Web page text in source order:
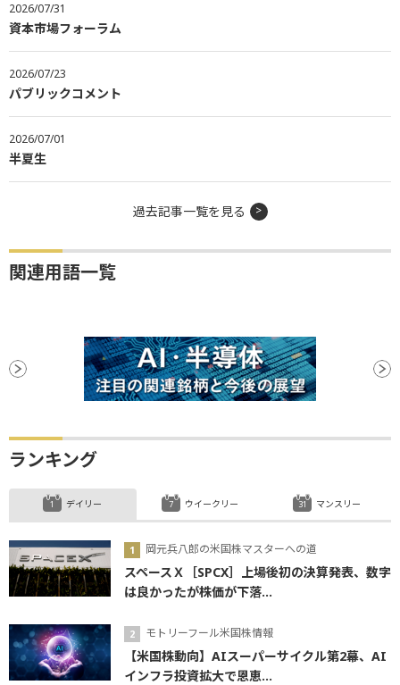
2026/07/31
資本市場フォーラム
2026/07/23
パブリックコメント
2026/07/01
半夏生
過去記事一覧を見る
関連用語一覧
ランキング
デイリー
岡元兵八郎の米国株マスターへの道
スペースＸ［SPCX］上場後初の決算発表、数字
は良かったが株価が下落...
モトリーフール米国株情報
【米国株動向】AIスーパーサイクル第2幕、AI
インフラ投資拡大で恩恵...
ウイークリー マンスリー